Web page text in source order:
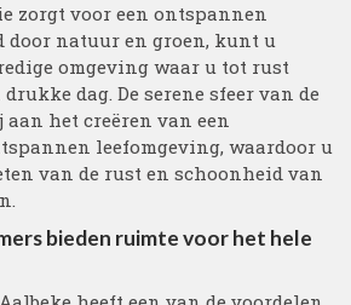
zorgt voor een ontspannen
door natuur en groen, kunt u
omgeving waar u tot rust
dag. De serene sfeer van de
het creëren van een
leefomgeving, waardoor u
van de rust en schoonheid van
bieden ruimte voor het hele